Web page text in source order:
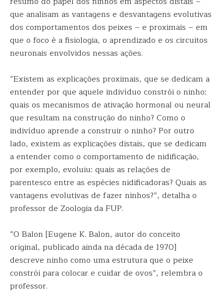
que analisam as vantagens e desvantagens evolutivas
dos comportamentos dos peixes – e proximais – em
que o foco é a fisiologia, o aprendizado e os circuitos
neuronais envolvidos nessas ações.
“Existem as explicações proximais, que se dedicam a
entender por que aquele indivíduo constrói o ninho:
quais os mecanismos de ativação hormonal ou neural
que resultam na construção do ninho? Como o
indivíduo aprende a construir o ninho? Por outro
lado, existem as explicações distais, que se dedicam
a entender como o comportamento de nidificação,
por exemplo, evoluiu: quais as relações de
parentesco entre as espécies nidificadoras? Quais as
vantagens evolutivas de fazer ninhos?”, detalha o
professor de Zoologia da FUP.
“O Balon [Eugene K. Balon, autor do conceito
original, publicado ainda na década de 1970]
descreve ninho como uma estrutura que o peixe
constrói para colocar e cuidar de ovos”, relembra o
professor.